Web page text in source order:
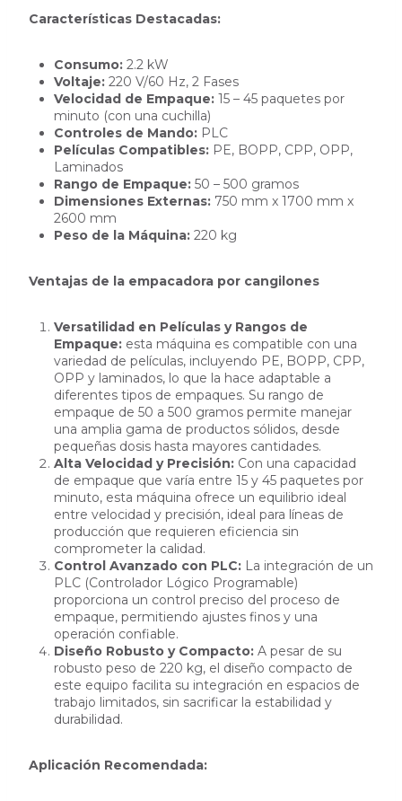
Características Destacadas:
Consumo: 2.2 kW
Voltaje: 220 V/60 Hz, 2 Fases
Velocidad de Empaque: 15 – 45 paquetes por
minuto (con una cuchilla)
Controles de Mando: PLC
Películas Compatibles: PE, BOPP, CPP, OPP,
Laminados
Rango de Empaque: 50 – 500 gramos
Dimensiones Externas: 750 mm x 1700 mm x
2600 mm
Peso de la Máquina: 220 kg
Ventajas de la empacadora por cangilones
Versatilidad en Películas y Rangos de
Empaque: esta máquina es compatible con una
variedad de películas, incluyendo PE, BOPP, CPP,
OPP y laminados, lo que la hace adaptable a
diferentes tipos de empaques. Su rango de
empaque de 50 a 500 gramos permite manejar
una amplia gama de productos sólidos, desde
pequeñas dosis hasta mayores cantidades.
Alta Velocidad y Precisión: Con una capacidad
de empaque que varía entre 15 y 45 paquetes por
minuto, esta máquina ofrece un equilibrio ideal
entre velocidad y precisión, ideal para líneas de
producción que requieren eficiencia sin
comprometer la calidad.
Control Avanzado con PLC: La integración de un
PLC (Controlador Lógico Programable)
proporciona un control preciso del proceso de
empaque, permitiendo ajustes finos y una
operación confiable.
Diseño Robusto y Compacto: A pesar de su
robusto peso de 220 kg, el diseño compacto de
este equipo facilita su integración en espacios de
trabajo limitados, sin sacrificar la estabilidad y
durabilidad.
Aplicación Recomendada: